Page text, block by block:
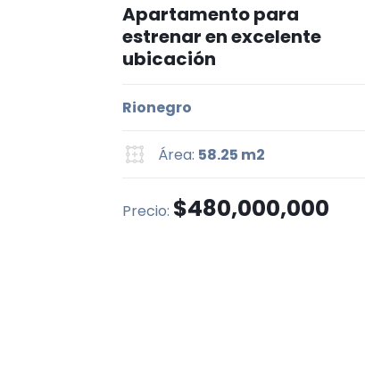
Apartamento para
estrenar en excelente
ubicación
Rionegro
Área: 58.25 m2
Precio: $480,000,000